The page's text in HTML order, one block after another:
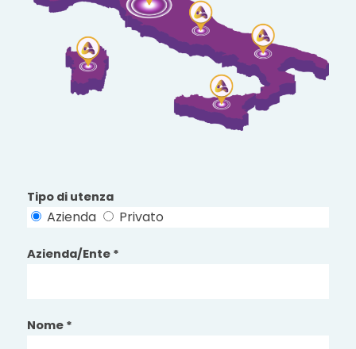
Tipo di utenza
Azienda Privato
Azienda/Ente *
Nome *